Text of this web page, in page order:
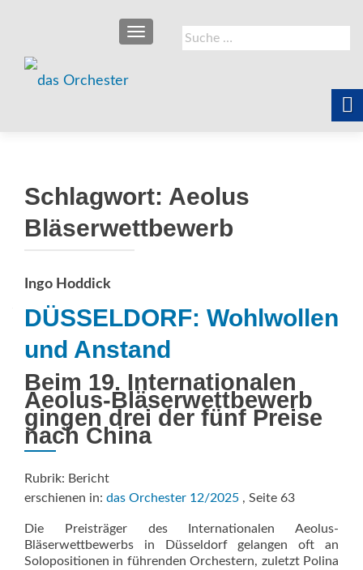
Suche
nach:
SCHALTE NAVIGATION
Schlagwort: Aeolus
Bläserwettbewerb
Ingo Hoddick
DÜSSELDORF: Wohlwollen
und Anstand
Beim 19. Internationalen
Aeolus-Bläserwettbewerb
gingen drei der fünf Preise
nach China
Rubrik: Bericht
erschienen in: das Orchester 12/2025 , Seite 63
Die Preisträger des Internationalen Aeolus-
Bläserwettbewerbs in Düsseldorf gelangen oft an
Solopositionen in führenden Orchestern, zuletzt Polina